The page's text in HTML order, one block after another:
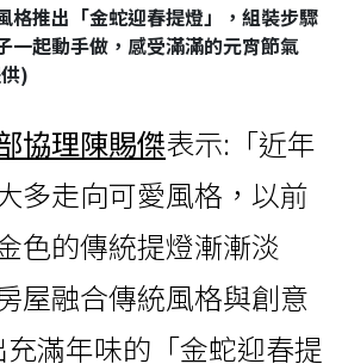
格推出「金蛇迎春提燈」，組裝步驟
一起動手做，感受滿滿的元宵節氣
)
協理陳賜傑表示:「近年
多走向可愛風格，以前
色的傳統提燈漸漸淡
屋融合傳統風格與創意
充滿年味的「金蛇迎春提